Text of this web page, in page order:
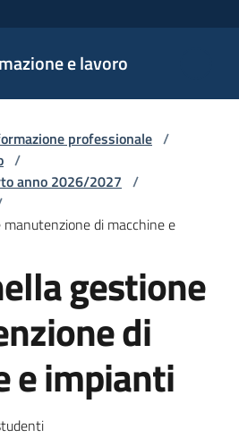
e lavoro
professionale /
/
anno 2026/2027 /
di macchine e
gestione
di
e impianti